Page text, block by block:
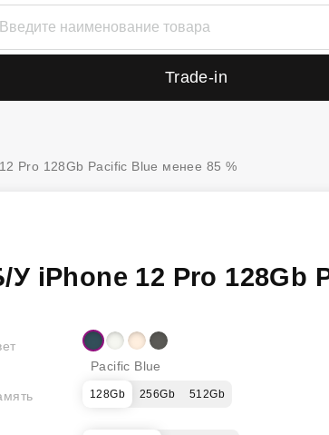
Trade-in
Pro 128Gb Pacific Blue менее 85 %
У iPhone 12 Pro 128Gb
Pacific Blue
128Gb 256Gb 512Gb